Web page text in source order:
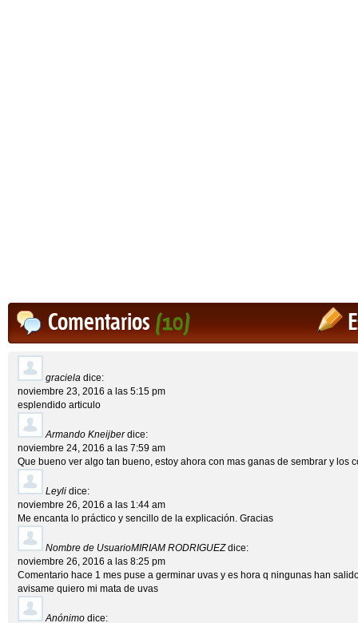
Comentarios(10)
graciela dice:
noviembre 23, 2016 a las 5:15 pm
esplendido articulo
Armando Kneijber dice:
noviembre 24, 2016 a las 7:59 am
Que bueno ver algo tan bueno, estoy ahora con mas ganas de sembrar y los
Leyli dice:
noviembre 26, 2016 a las 1:44 am
Me encanta lo práctico y sencillo de la explicación. Gracias
Nombre de UsuarioMIRIAM RODRIGUEZ dice:
noviembre 26, 2016 a las 8:25 pm
Comentario hace 1 mes puse a germinar uvas y es hora q ningunas han
avisame quiero mi mata de uvas
Anónimo dice: